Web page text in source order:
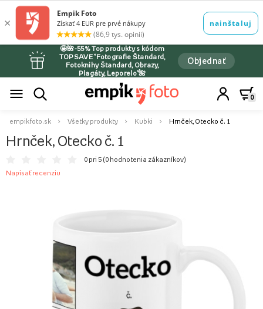
🤩🌺-55% Top produkty s kódom
TOPSAVE *Fotografie Štandard,
Fotoknihy Štandard, Obrazy,
Plagáty, Leporelo*🌺
Objednať
0
empikfoto.sk Všetky produkty Kubki Hrnček, Otecko č. 1
Hrnček, Otecko č. 1
0 pri 5 (0 hodnotenia zákazníkov)
Napísať recenziu